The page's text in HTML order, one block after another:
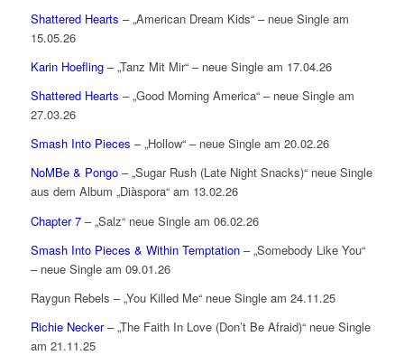
Shattered Hearts – „American Dream Kids“ – neue Single am
15.05.26
Karin Hoefling– „Tanz Mit Mir“ – neue Single am 17.04.26
Shattered Hearts – „Good Morning America“ – neue Single am
27.03.26
Smash Into Pieces – „Hollow“ – neue Single am 20.02.26
NoMBe & Pongo– „Sugar Rush (Late Night Snacks)“ neue Single
aus dem Album „Diàspora“ am 13.02.26
Chapter 7– „Salz“ neue Single am 06.02.26
Smash Into Pieces & Within Temptation– „Somebody Like You“
– neue Single am 09.01.26
Raygun Rebels – „You Killed Me“ neue Single am 24.11.25
Richie Necker– „The Faith In Love (Don’t Be Afraid)“ neue Single
am 21.11.25